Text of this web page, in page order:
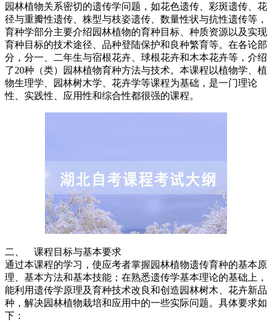
园林植物关系密切的遗传学问题，如花色遗传、彩斑遗传、花
径与重瓣性遗传、株型与枝姿遗传、数量性状与抗性遗传等，
育种学部分主要介绍园林植物的育种目标、种质资源以及实现
育种目标的技术途径、品种登陆保护和良种繁育等。在各论部
分，分一、二年生与宿根花卉、球根花卉和木本花卉等，介绍
了20种（类）园林植物育种方法与技术。本课程以植物学、植
物生理学、园林树木学、花卉学等课程为基础，是一门理论
性、实践性、应用性和综合性都很强的课程。
二、 课程目标与基本要求
通过本课程的学习，使应考者掌握园林植物遗传育种的基本原
理、基本方法和基本技能；在熟悉遗传学基本理论的基础上，
能利用遗传学原理及育种技术改良和创造园林树木、花卉新品
种，解决园林植物栽培和应用中的一些实际问题。具体要求如
下：